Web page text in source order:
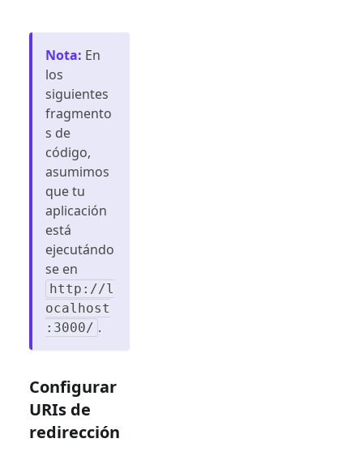
Nota: En
los
siguientes
fragmento
s de
código,
asumimos
que tu
aplicación
está
ejecutándo
se en
http://l
ocalhost
:3000/ .
Configurar
URIs de
redirección